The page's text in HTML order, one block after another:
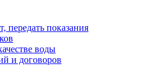
передать показания
воды
и договоров